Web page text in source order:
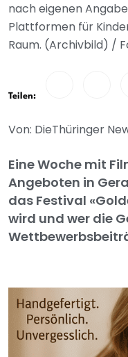
nach eigenen
Plattformen für
Raum. (Archivbild) /
Teilen:
Von: DieThüringer
Eine Woche mit
Angeboten in
das Festival
wird und wer die